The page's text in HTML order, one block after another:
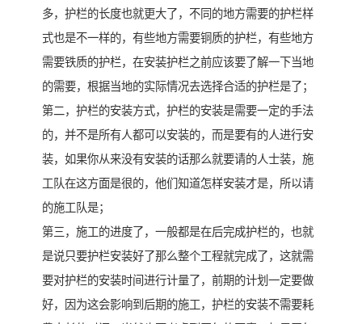
多，护栏的长度也就更大了，不同的地方需要的护栏样
式也是不一样的，有些地方需要铜质的护栏，有些地方
需要铁质的护栏，在安装护栏之前应该要了解一下当地
的需要，根据当地的实际情况去选择合适的护栏是了；
第二，护栏的安装方式，护栏的安装是需要一定的手法
的，并不是所有人都可以安装的，而是要有的人进行安
装，如果你从来没有安装的话那么就要请的人士装，施
工队在这方面是很的，他们知道怎样安装才是，所以请
的施工队是；
第三，施工的进度了，一般都是在后完成护栏的，也就
是说只要护栏安装好了那么整个工程就完成了，这就需
要对护栏的安装时间进行计量了，前期的计划一定要做
好，因为这会影响到后期的施工，护栏的安装不需要耗